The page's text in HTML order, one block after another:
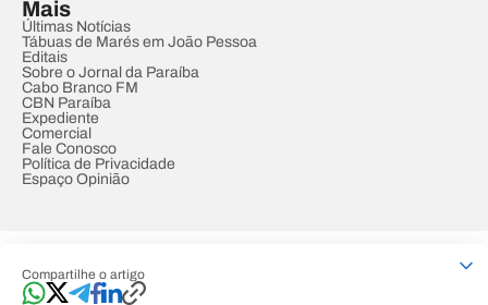
Compartilhe o artigo
Mais
Últimas Notícias
Tábuas de Marés em João Pessoa
Editais
Sobre o Jornal da Paraíba
Cabo Branco FM
CBN Paraíba
Expediente
Comercial
Fale Conosco
Política de Privacidade
Espaço Opinião
Developed by Designed by